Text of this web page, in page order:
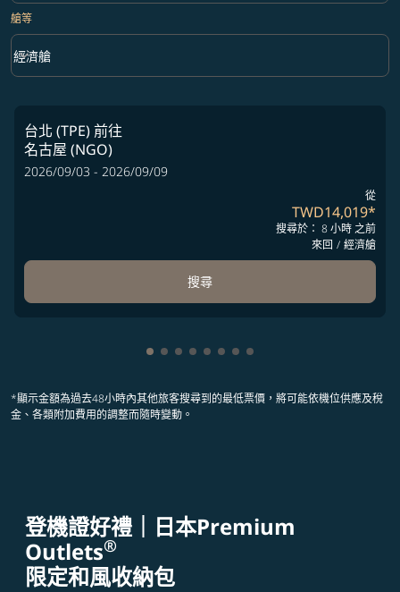
艙等
艙等 option 經濟艙 Selected
經濟艙
keyboard_arrow_down
台北 (TPE)前往
名古屋 (NGO)
2026/09/03 - 2026/09/09
從
TWD14,019*
搜尋於： 8 小時 之前
來回 / 經濟艙
搜尋
顯示 cmp-pagination-showing-card 1
顯示 cmp-pagination-showing-
顯示 cmp-pagination-showing-
顯示 cmp-pagination-
顯示 cmp-pagination-
顯示 cmp-pagination-
顯示 cmp-pagination-
顯示 cmp-pagination-
*顯示金額為過去48小時內其他旅客搜尋到的最低票價，將可能依機位供應及稅
金、各類附加費用的調整而隨時變動。
登機證好禮｜日本Premium
Outlets®
限定和風收納包